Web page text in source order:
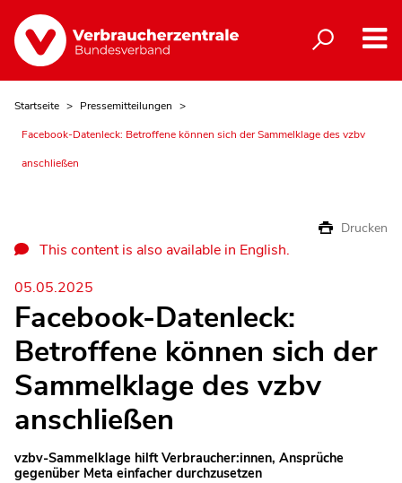
Startseite
Pressemitteilungen
Facebook-Datenleck: Betroffene können sich der Sammelklage des vzbv
anschließen
Drucken
This content is also available in English.
05.05.2025
Facebook-Datenleck:
Betroffene können sich der
Sammelklage des vzbv
anschließen
vzbv-Sammelklage hilft Verbraucher:innen, Ansprüche
gegenüber Meta einfacher durchzusetzen